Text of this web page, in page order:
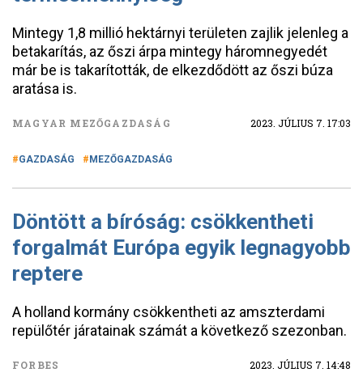
Mintegy 1,8 millió hektárnyi területen zajlik jelenleg a
betakarítás, az őszi árpa mintegy háromnegyedét
már be is takarították, de elkezdődött az őszi búza
aratása is.
MAGYAR MEZŐGAZDASÁG 2023. JÚLIUS 7. 17:03
GAZDASÁG MEZŐGAZDASÁG
Döntött a bíróság: csökkentheti
forgalmát Európa egyik legnagyobb
reptere
A holland kormány csökkentheti az amszterdami
repülőtér járatainak számát a következő szezonban.
FORBES 2023. JÚLIUS 7. 14:48